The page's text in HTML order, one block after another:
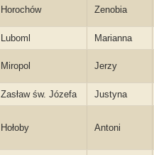
Horochów Zenobia
Luboml Marianna
Miropol Jerzy
Zasław św. Józefa Justyna
Hołoby Antoni